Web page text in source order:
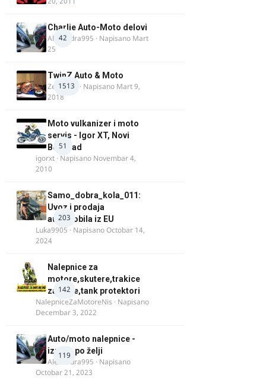
42
Charlie Auto-Moto delovi
Alexandra995 · Napisano Mart
25
1513
TwinZ Auto & Moto
Zeljkamp · Napisano Mart 9,
2018
51
Moto vulkanizer i moto
servis - Igor XT, Novi
Beograd
igorxt · Napisano Novembar 4,
2010
203
Samo_dobra_kola_011:
Uvoz i prodaja
automobila iz EU
Luka9905 · NapisanoOctobar 14,
2024
142
Nalepnice za
motore,skutere,trakice
za felne,tank protektori
NalepniceZaMotoreNis · Napisano
Decembar 3, 2022
119
Auto/moto nalepnice -
izrada po želji
Alexandra995 · Napisano
Octobar 21, 2023